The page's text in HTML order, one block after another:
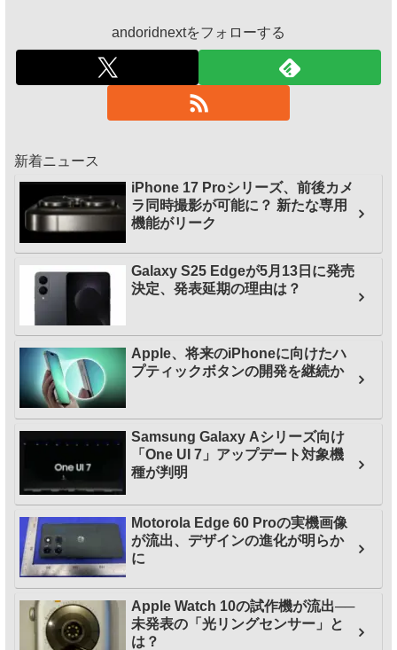
andoridnextをフォローする
新着ニュース
iPhone 17 Proシリーズ、前後カメ
ラ同時撮影が可能に？ 新たな専用
機能がリーク
Galaxy S25 Edgeが5月13日に発売
決定、発表延期の理由は？
Apple、将来のiPhoneに向けたハ
プティックボタンの開発を継続か
Samsung Galaxy Aシリーズ向け
「One UI 7」アップデート対象機
種が判明
Motorola Edge 60 Proの実機画像
が流出、デザインの進化が明らか
に
Apple Watch 10の試作機が流出──
未発表の「光リングセンサー」と
は？